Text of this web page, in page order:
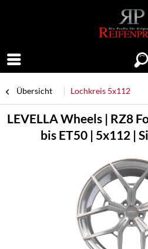
Übersicht Lochkreis 5x112
LEVELLA Wheels | RZ8
bis ET50 | 5x112 |